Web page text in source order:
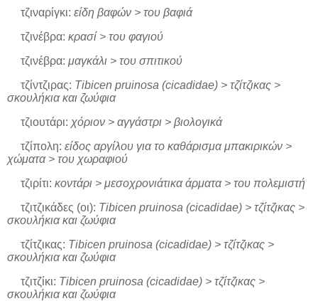
τζιναρίγκι: είδη βαφών > του βαφιά
τζινέβρα: κρασί > του φαγιού
τζινέβρα: μαγκάλι > του σπιτικού
τζίντζιρας: Tibicen pruinosa (cicadidae) > τζίτζικας >
σκουλήκια και ζωύφια
τζιουτάρι: χόριον > αγγάστρι > βιολογικά
τζίπολη: είδος αργίλου για το καθάρισμα μπακιρικών >
χώματα > του χωραφιού
τζιρίτι: κοντάρι > μεσοχρονιάτικα άρματα > του πολεμιστή
τζιτζικάδες (οι): Tibicen pruinosa (cicadidae) > τζίτζικας >
σκουλήκια και ζωύφια
τζίτζικας: Tibicen pruinosa (cicadidae) > τζίτζικας >
σκουλήκια και ζωύφια
τζιτζίκι: Tibicen pruinosa (cicadidae) > τζίτζικας >
σκουλήκια και ζωύφια